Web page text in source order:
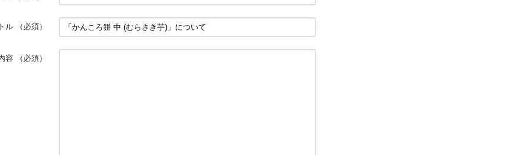
ル （必須）
容 （必須）